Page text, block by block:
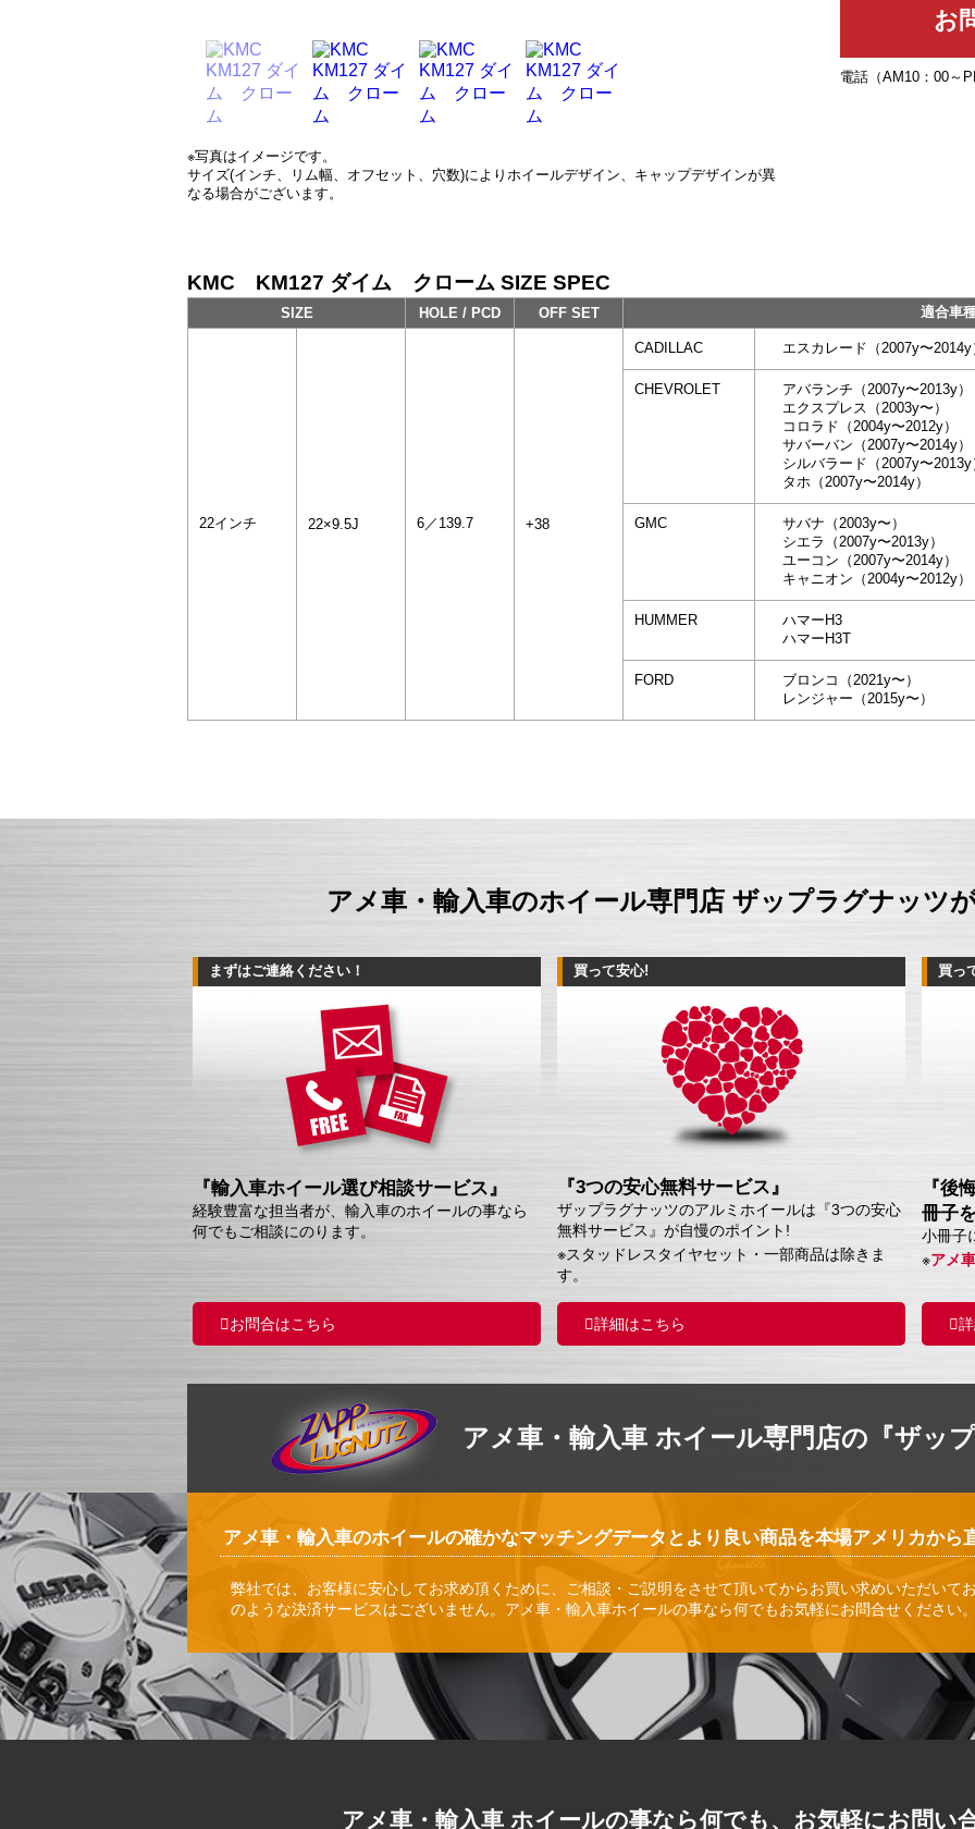
※写真はイメージです。
サイズ(インチ、リム幅、オフセット、穴数)によりホイールデザイン、キャップデザインが異
なる場合がございます。
電話（AM10：00～
KMC KM127 ダイム クローム SIZE SPEC
SIZE HOLE / PCD OFF SET 適合車
22インチ 22×9.5J 6／139.7 +38
CADILLAC エスカレード（2007y〜2014y
CHEVROLET
アバランチ（2007y〜2013y）
エクスプレス（2003y〜）
コロラド（2004y〜2012y）
サバーバン（2007y〜2014y）
シルバラード（2007y〜2013y
タホ（2007y〜2014y）
GMC
サバナ（2003y〜）
シエラ（2007y〜2013y）
ユーコン（2007y〜2014y）
キャニオン（2004y〜2012y）
HUMMER
ハマーH3
ハマーH3T
FORD
ブロンコ（2021y〜）
レンジャー（2015y〜）
アメ車・輸入車のホイール専門店 ザップラグナッツ
まずはご連絡ください！
『輸入車ホイール選び相談サービス』
経験豊富な担当者が、輸入車のホイールの事なら
何でもご相談にのります。
お問合はこちら
買って安心!
『3つの安心無料サービス』
ザップラグナッツのアルミホイールは『3つの安心
無料サービス』が自慢のポイント!
※スタッドレスタイヤセット・一部商品は除きま
す。
詳細はこちら
買っ
『後
冊子
小冊子
※アメ
アメ車・輸入車 ホイール専門店の『ザッ
アメ車・輸入車のホイールの確かなマッチングデータとより良い商品を本場アメリカから
弊社では、お客様に安心してお求め頂くために、ご相談・ご説明をさせて頂いてからお買い求めいただいて
のような決済サービスはございません。アメ車・輸入車ホイールの事なら何でもお気軽にお問合せください
アメ車・輸入車 ホイールの事なら何でも、お気軽にお問い